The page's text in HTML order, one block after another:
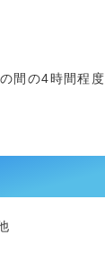
間の4時間程度